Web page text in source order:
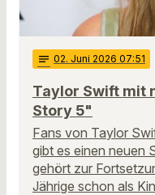
notes 02. Juni 2026 07:51
Taylor Swift mit
Story 5"
Fans von Taylor
gibt es einen neuen
gehört zur
Jährige schon als